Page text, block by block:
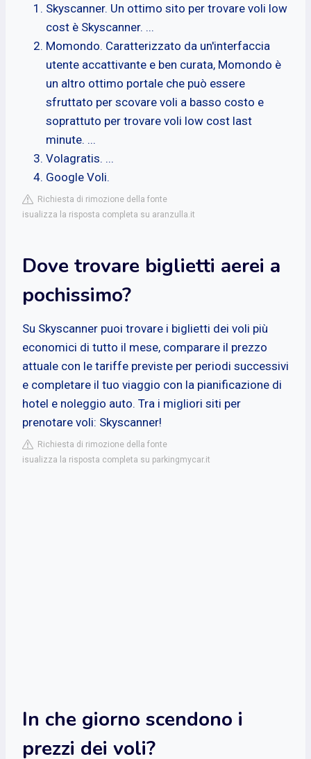
Skyscanner. Un ottimo sito per trovare voli low
cost è Skyscanner. ...
Momondo. Caratterizzato da un'interfaccia
utente accattivante e ben curata, Momondo è
un altro ottimo portale che può essere
sfruttato per scovare voli a basso costo e
soprattuto per trovare voli low cost last
minute. ...
Volagratis. ...
Google Voli.
Richiesta di rimozione della fonte
isualizza la risposta completa su aranzulla.it
Dove trovare biglietti aerei a
pochissimo?
Su Skyscanner puoi trovare i biglietti dei voli più
economici di tutto il mese, comparare il prezzo
attuale con le tariffe previste per periodi successivi
e completare il tuo viaggio con la pianificazione di
hotel e noleggio auto. Tra i migliori siti per
prenotare voli: Skyscanner!
Richiesta di rimozione della fonte
isualizza la risposta completa su parkingmycar.it
In che giorno scendono i
prezzi dei voli?